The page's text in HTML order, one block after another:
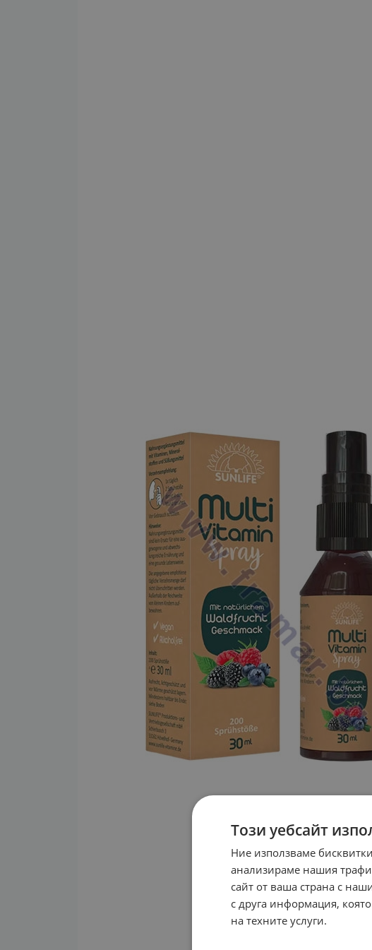
Този уебсайт
Ние използваме
анализираме нашия
сайт от ваша страна с
с друга информация,
на техните услуги.